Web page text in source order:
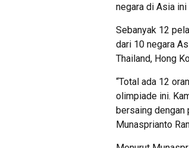
negara di Asia
Sebanyak 12
dari 10 negara
Thailand, Hong
“Total ada 12
olimpiade ini.
bersaing dengan
Munasprianto